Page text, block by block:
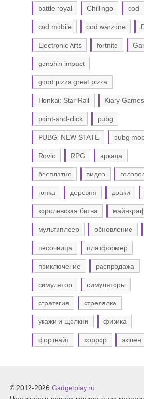
battle royal Chillingo cod
cod mobile cod warzone
Electronic Arts fortnite
genshin impact
good pizza great pizza
Honkai: Star Rail Kiary
point-and-click pubg
PUBG: NEW STATE pubg
Rovio RPG аркада
бесплатно видео
гонка деревня драки
королевская битва
мультиплеер обновление
песочница платформер
приключение распродажа
симулятор симуляторы
стратегия стрелялка
укажи и щелкни физика
фортнайт хоррор экшен
© 2012-2026 Gadgetplay.ru